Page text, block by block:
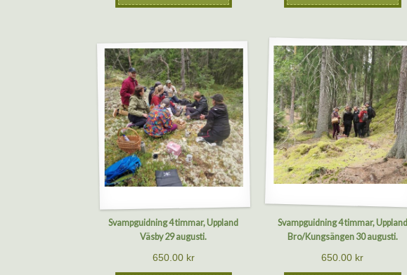
Svampguidning 4 timmar, Uppland
Väsby 29 augusti.
650.00 kr
Svampguidning 4 timmar, Uppland
Bro/Kungsängen 30 augusti.
650.00 kr